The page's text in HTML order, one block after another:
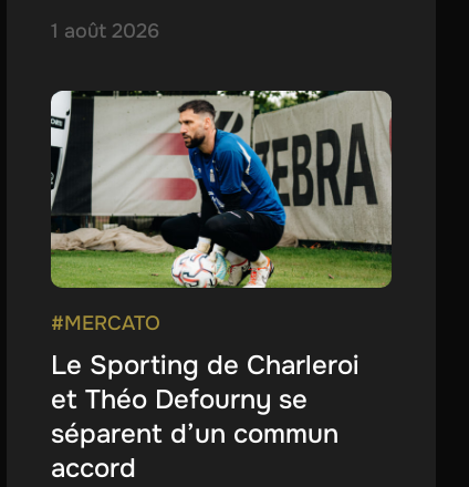
1 août 2026
#MERCATO
Le Sporting de Charleroi
et Théo Defourny se
séparent d’un commun
accord